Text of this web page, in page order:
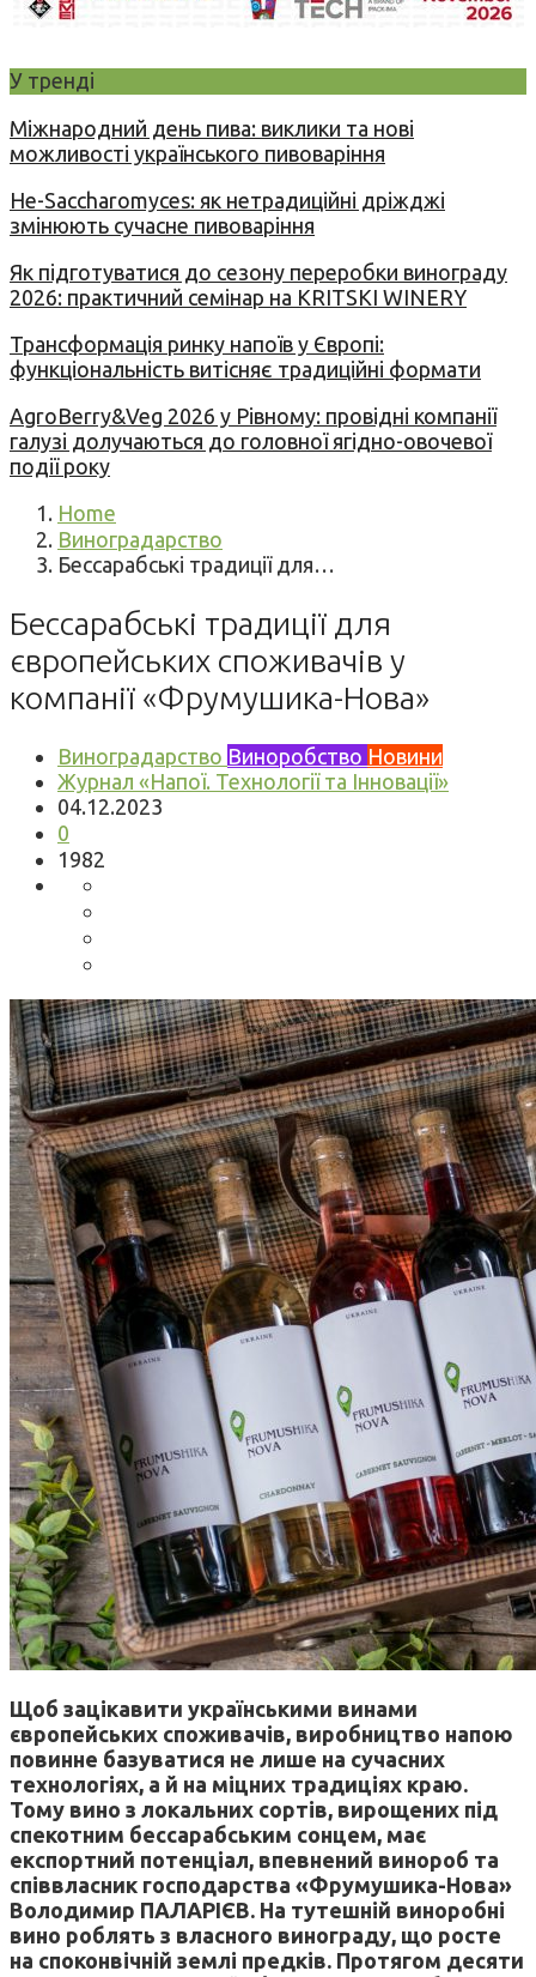
У тренді
Міжнародний день пива: виклики та нові
можливості українського пивоваріння
Не-Saccharomyces: як нетрадиційні дріжджі
змінюють сучасне пивоваріння
Як підготуватися до сезону переробки винограду
2026: практичний семінар на KRITSKI WINERY
Трансформація ринку напоїв у Європі:
функціональність витісняє традиційні формати
AgroBerry&Veg 2026 у Рівному: провідні компанії
галузі долучаються до головної ягідно-овочевої
події року
Home
Виноградарство
Бессарабські традиції для…
Бессарабські традиції для
європейських споживачів у
компанії «Фрумушика-Нова»
Виноградарство Виноробство Новини
Журнал «Напої. Технології та Інновації»
04.12.2023
0
1982
Щоб зацікавити українськими винами
європейських споживачів, виробництво напою
повинне базуватися не лише на сучасних
технологіях, а й на міцних традиціях краю.
Тому вино з локальних сортів, вирощених під
спекотним бессарабським сонцем, має
експортний потенціал, впевнений винороб та
співвласник господарства «Фрумушика-Нова»
Володимир ПАЛАРІЄВ. На тутешній виноробні
вино роблять з власного винограду, що росте
на споконвічній землі предків. Протягом десяти